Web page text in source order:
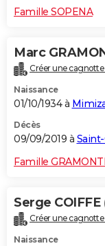
Famille SOPENA
Marc
Créer une cagnotte
Naissance
01/10/1934 à
Décès
09/09/2019 à
Famille
Serge COIFFE
Créer une cagnotte
Naissance